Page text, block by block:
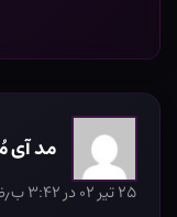
مد آی
۲۵ تیر ۰۲ در ۳:۴۲ ب٫ظ